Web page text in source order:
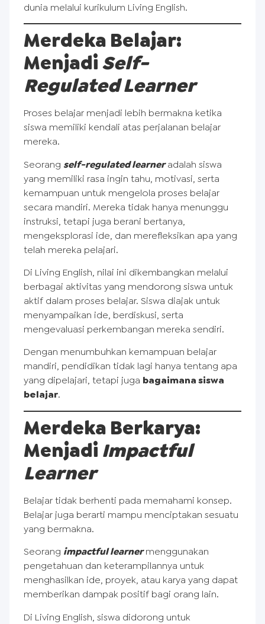
dunia melalui kurikulum Living English.
Merdeka Belajar:
MenjadiSelf-
Regulated Learner
Proses belajar menjadi lebih bermakna ketika
siswa memiliki kendali atas perjalanan belajar
mereka.
Seorang self-regulated learneradalah siswa
yang memiliki rasa ingin tahu, motivasi, serta
kemampuan untuk mengelola proses belajar
secara mandiri. Mereka tidak hanya menunggu
instruksi, tetapi juga berani bertanya,
mengeksplorasi ide, dan merefleksikan apa yang
telah mereka pelajari.
Di Living English, nilai ini dikembangkan melalui
berbagai aktivitas yang mendorong siswa untuk
aktif dalam proses belajar. Siswa diajak untuk
menyampaikan ide, berdiskusi, serta
mengevaluasi perkembangan mereka sendiri.
Dengan menumbuhkan kemampuan belajar
mandiri, pendidikan tidak lagi hanya tentang apa
yang dipelajari, tetapi juga bagaimana siswa
belajar.
Merdeka Berkarya:
Menjadi Impactful
Learner
Belajar tidak berhenti pada memahami konsep.
Belajar juga berarti mampu menciptakan sesuatu
yang bermakna.
Seorang impactful learnermenggunakan
pengetahuan dan keterampilannya untuk
menghasilkan ide, proyek, atau karya yang dapat
memberikan dampak positif bagi orang lain.
Di Living English, siswa didorong untuk